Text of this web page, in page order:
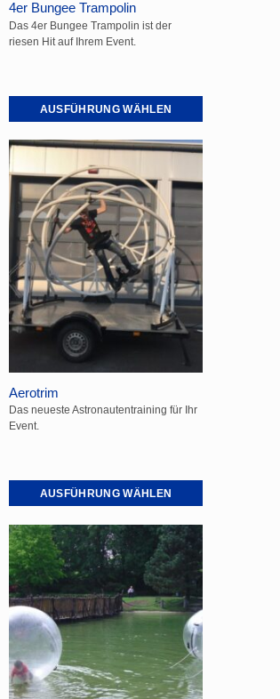
4er Bungee Trampolin
Das 4er Bungee Trampolin ist der
riesen Hit auf Ihrem Event.
AUSFÜHRUNG WÄHLEN
Produkt
weist
mehrere
Varianten
auf.
Die
Optionen
können
auf
der
Produktseite
gewählt
werden
Aerotrim
Das neueste Astronautentraining für Ihr
Event.
AUSFÜHRUNG WÄHLEN
Produkt
weist
mehrere
Varianten
auf.
Die
Optionen
können